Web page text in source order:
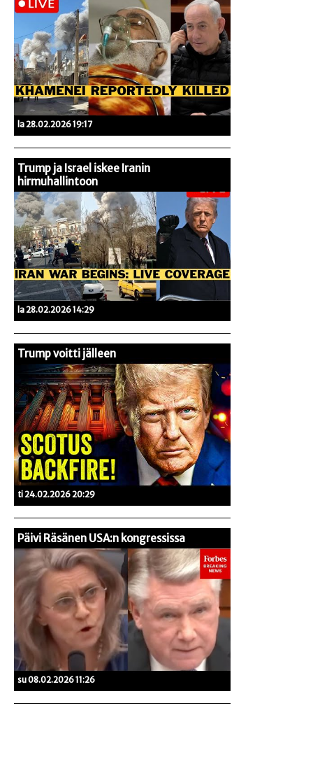
la 28.02.2026 19:17
Trump ja Israel iskee Iranin
hirmuhallintoon
la 28.02.2026 14:29
Trump voitti jälleen
ti 24.02.2026 20:29
Päivi Räsänen USA:n kongressissa
su 08.02.2026 11:26